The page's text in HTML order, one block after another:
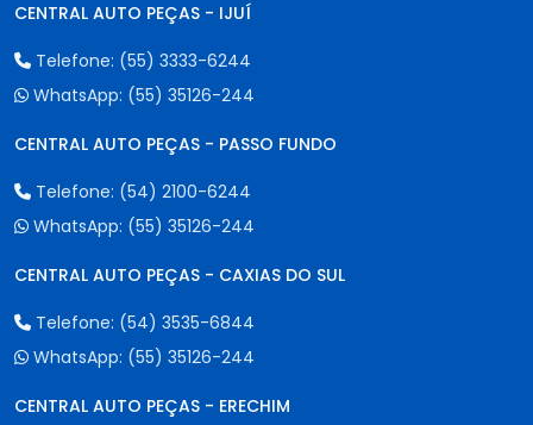
CENTRAL AUTO PEÇAS - IJUÍ
Telefone: (55) 3333-6244
WhatsApp: (55) 35126-244
CENTRAL AUTO PEÇAS - PASSO FUNDO
Telefone: (54) 2100-6244
WhatsApp: (55) 35126-244
CENTRAL AUTO PEÇAS - CAXIAS DO SUL
Telefone: (54) 3535-6844
WhatsApp: (55) 35126-244
CENTRAL AUTO PEÇAS - ERECHIM